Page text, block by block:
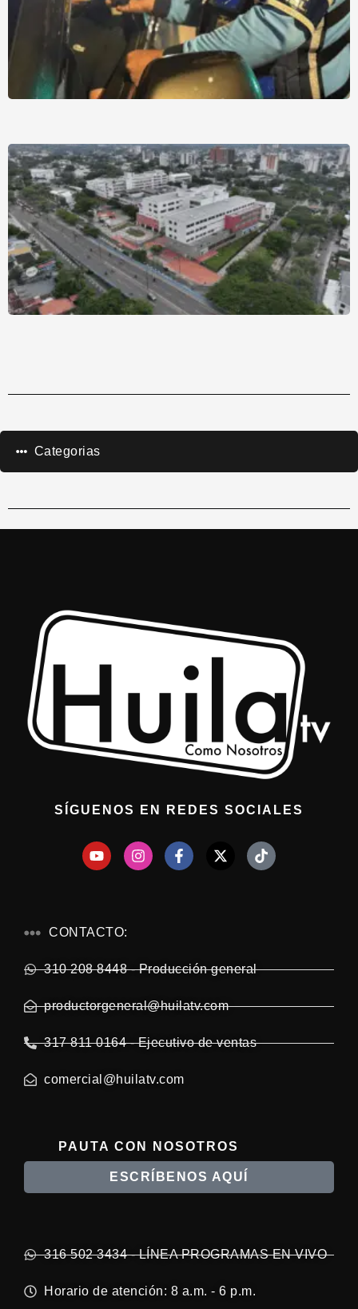
Categorias
SÍGUENOS EN REDES SOCIALES
CONTACTO:
310 208 8448 - Producción general
productorgeneral@huilatv.com
317 811 0164 - Ejecutivo de ventas
comercial@huilatv.com
PAUTA CON NOSOTROS
ESCRÍBENOS AQUÍ
316 502 3434 - LÍNEA PROGRAMAS EN VIVO
Horario de atención: 8 a.m. - 6 p.m.